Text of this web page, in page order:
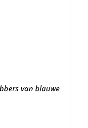
van blauwe